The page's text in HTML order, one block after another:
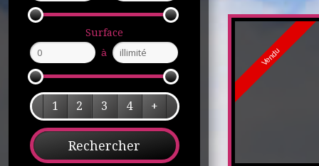
Surface
à
1 2 3 4 +
Vendu